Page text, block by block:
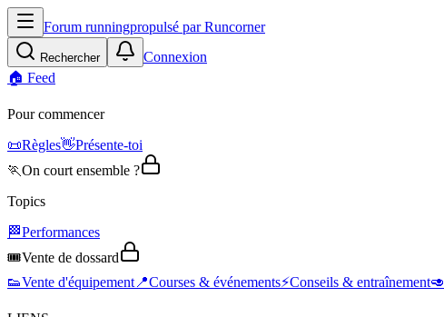
Forum runningpropulsé par Runcorner
Rechercher
Connexion
🏠 Feed
Pour commencer
📜Règles👋Présente-toi
🏃On court ensemble ?
Topics
🏁Performances
🎟️Vente de dossard
👟Vente d'équipement 📍Courses & événements⚡Conseils & entraînement🥑